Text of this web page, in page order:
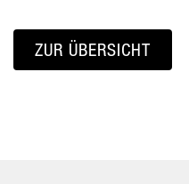
ZUR ÜBERSICHT